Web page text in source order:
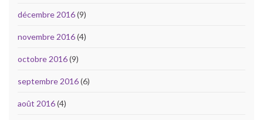
décembre 2016(9)
novembre 2016(4)
octobre 2016(9)
septembre 2016(6)
août 2016(4)